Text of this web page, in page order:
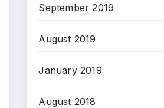
September 2019
August 2019
January 2019
August 2018